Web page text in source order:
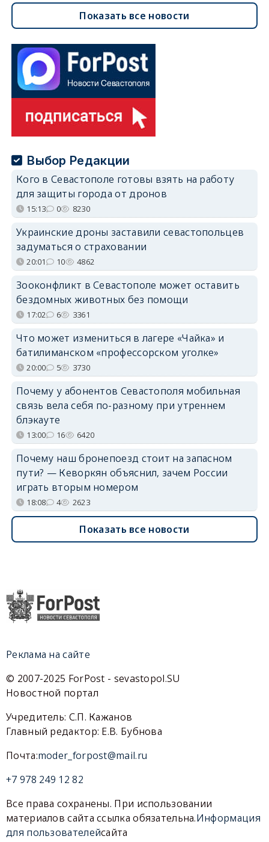
Показать все новости
Выбор Редакции
Кого в Севастополе готовы взять на работу
для защиты города от дронов
15:13 0 8230
Украинские дроны заставили севастопольцев
задуматься о страховании
20:01 10 4862
Зооконфликт в Севастополе может оставить
бездомных животных без помощи
17:02 6 3361
Что может измениться в лагере «Чайка» и
батилиманском «профессорском уголке»
20:00 5 3730
Почему у абонентов Севастополя мобильная
связь вела себя по-разному при утреннем
блэкауте
13:00 16 6420
Почему наш бронепоезд стоит на запасном
пути? — Кеворкян объяснил, зачем России
играть вторым номером
18:08 4 2623
Показать все новости
Реклама на сайте
© 2007-2025 ForPost - sevastopol.SU
Новостной портал
Учредитель: С.П. Кажанов
Главный редактор: Е.В. Бубнова
Почта:moder_forpost@mail.ru
+7 978 249 12 82
Все права сохранены. При использовании
материалов сайта ссылка обязательна.Информация
для пользователейсайта